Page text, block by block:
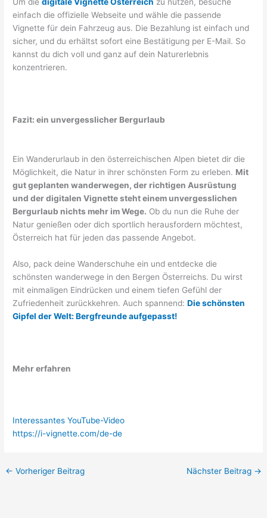
Um diedigitale Vignette Österreich zu nutzen, besuche
einfach die offizielle Webseite und wähle die passende
Vignette für dein Fahrzeug aus. Die Bezahlung ist einfach und
sicher, und du erhältst sofort eine Bestätigung per E-Mail. So
kannst du dich voll und ganz auf dein Naturerlebnis
konzentrieren.
Fazit: ein unvergesslicher Bergurlaub
Ein Wanderurlaub in den österreichischen Alpen bietet dir die
Möglichkeit, die Natur in ihrer schönsten Form zu erleben. Mit
gut geplanten wanderwegen, der richtigen Ausrüstung
und der digitalen Vignette steht einem unvergesslichen
Bergurlaub nichts mehr im Wege. Ob du nun die Ruhe der
Natur genießen oder dich sportlich herausfordern möchtest,
Österreich hat für jeden das passende Angebot.
Also, pack deine Wanderschuhe ein und entdecke die
schönsten wanderwege in den Bergen Österreichs. Du wirst
mit einmaligen Eindrücken und einem tiefen Gefühl der
Zufriedenheit zurückkehren. Auch spannend:Die schönsten
Gipfel der Welt: Bergfreunde aufgepasst!
Mehr erfahren
Interessantes YouTube-Video
https://i-vignette.com/de-de
← Vorheriger Beitrag Nächster Beitrag →